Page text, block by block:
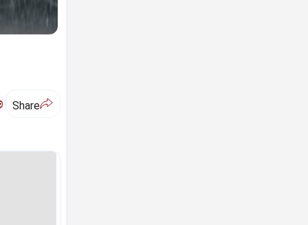
Share